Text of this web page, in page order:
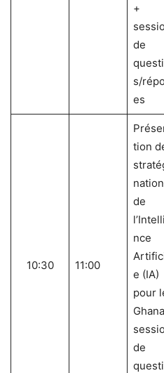
+
de
s/
es
10:30 11:00
tion
de
nce
e (IA)
pour
de